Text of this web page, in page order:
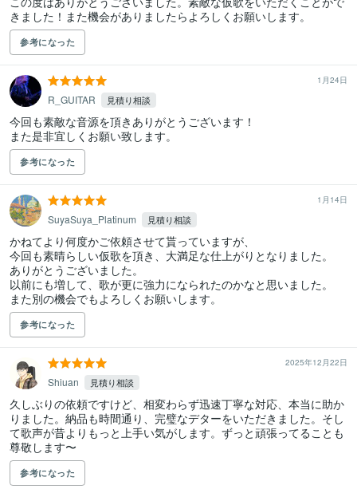
きました！また機会がありましたらよろしくお願いします。
参考になった
1月24日
R_GUITAR 見積り相談
今回も素敵な音源を頂きありがとうございます！
また是非宜しくお願い致します。
参考になった
1月14日
SuyaSuya_Platinum 見積り相談
かねてより何度かご依頼させて貰っていますが、
今回も素晴らしい仮歌を頂き、大満足な仕上がりとなりました。
ありがとうございました。
以前にも増して、歌が更に強力になられたのかなと思いました。
また別の機会でもよろしくお願いします。
参考になった
2025年12月22日
Shiuan 見積り相談
久しぶりの依頼ですけど、相変わらず迅速丁寧な対応、本当に助か
りました。納品も時間通り、完璧なデターをいただきました。そし
て歌声が昔よりもっと上手い気がします。ずっと頑張ってることも
尊敬します〜
参考になった